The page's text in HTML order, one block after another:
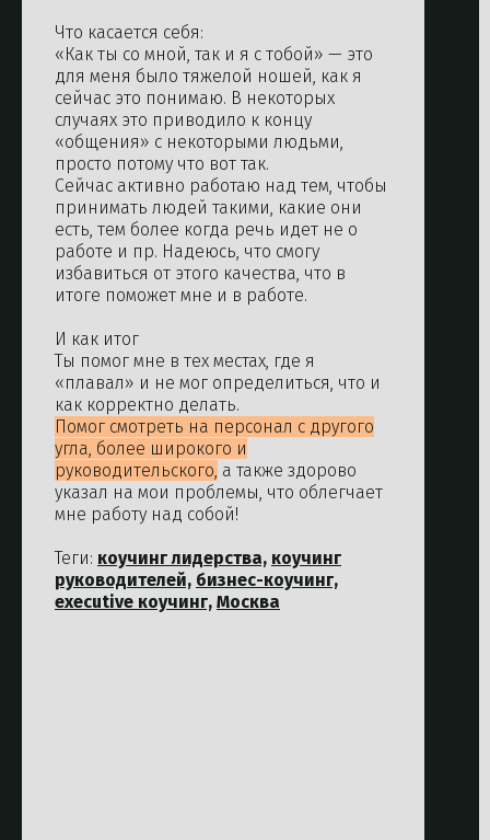
Что касается себя:
«Как ты со мной, так и я с тобой» — это
для меня было тяжелой ношей, как я
сейчас это понимаю. В некоторых
случаях это приводило к концу
«общения» с некоторыми людьми,
просто потому что вот так.
Сейчас активно работаю над тем, чтобы
принимать людей такими, какие они
есть, тем более когда речь идет не о
работе и пр. Надеюсь, что смогу
избавиться от этого качества, что в
итоге поможет мне и в работе.
И как итог
Ты помог мне в тех местах, где я
«плавал» и не мог определиться, что и
как корректно делать.
Помог смотреть на персонал с другого
угла, более широкого и
руководительского, а также здорово
указал на мои проблемы, что облегчает
мне работу над собой!
Теги: коучинг лидерства, коучинг
руководителей, бизнес-коучинг,
executive коучинг, Москва